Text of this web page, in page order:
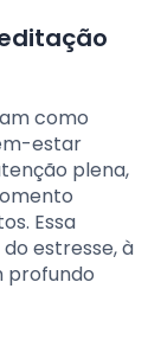
como
estar
plena,
Essa
estresse, à
profundo